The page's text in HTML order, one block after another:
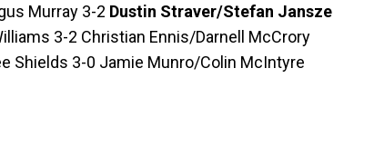
Murray 3-2 Dustin Straver/Stefan Jansze
3-2 Christian Ennis/Darnell McCrory
Shields 3-0 Jamie Munro/Colin McIntyre